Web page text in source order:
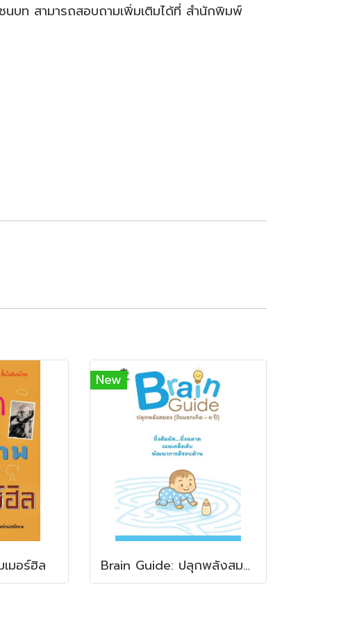
บท สามารถสอบถามเพิ่มเติมได้ที่ สำนักพิมพ์
มอร์ฮิล
New
Brain Guide: ปลุกพลังสมอง (วัยแรกเกิด–1 ปี)